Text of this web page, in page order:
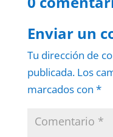
Enviar un
Tu dirección de
publicada. Los
marcados con *